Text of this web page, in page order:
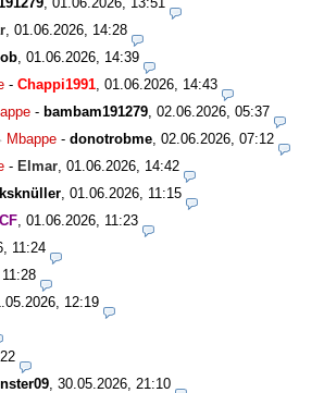
01.06.2026, 14:28
01.06.2026, 14:39
- Chappi1991 01.06.2026, 14:43
- bambam191279 02.06.2026, 05:37
Mbappe - donotrobme 02.06.2026, 07:12
- Elmar 01.06.2026, 14:42
01.06.2026, 11:15
CF 01.06.2026, 11:23
11:24
12:19
30.05.2026, 21:10